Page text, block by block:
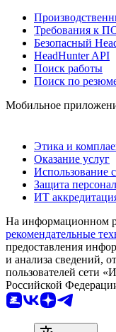
Требования к
Безопасный
HeadHunter API
Поиск работы
Поиск по
Мобильное
Этика и
Оказание услуг
Использование
Защита
ИТ
На информационном
рекомендательные
предоставления
и анализа сведений,
пользователей сети
Российской